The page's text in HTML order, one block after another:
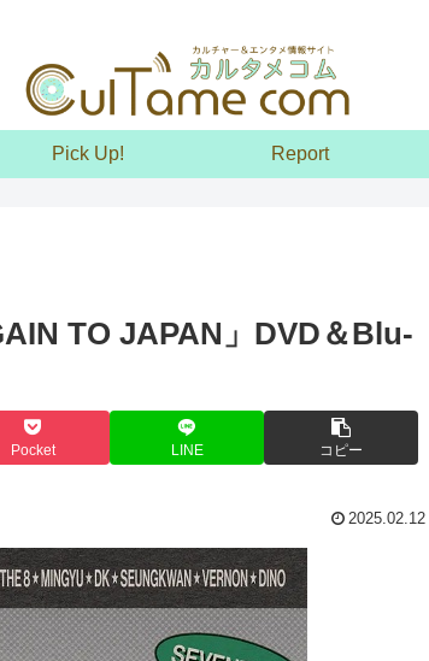
Pick Up! Report
TO JAPAN」DVD＆Blu-
Pocket LINE コピー
2025.02.12